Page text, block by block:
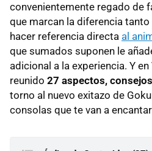
convenientemente regado de
que marcan la diferencia
hacer referencia directa al
que sumados suponen le
adicional a la experiencia. Y
reunido 27 aspectos,
torno al nuevo exitazo de
consolas que te van a